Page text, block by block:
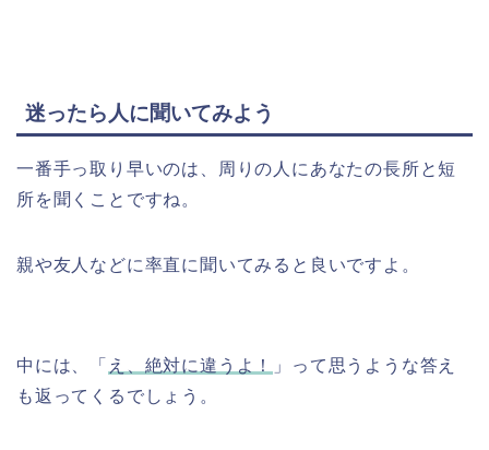
迷ったら人に聞いてみよう
一番手っ取り早いのは、周りの人にあなたの長所と短
所を聞くことですね。
親や友人などに率直に聞いてみると良いですよ。
中には、「 え、絶対に違うよ！
」って思うような答え
も返ってくるでしょう。